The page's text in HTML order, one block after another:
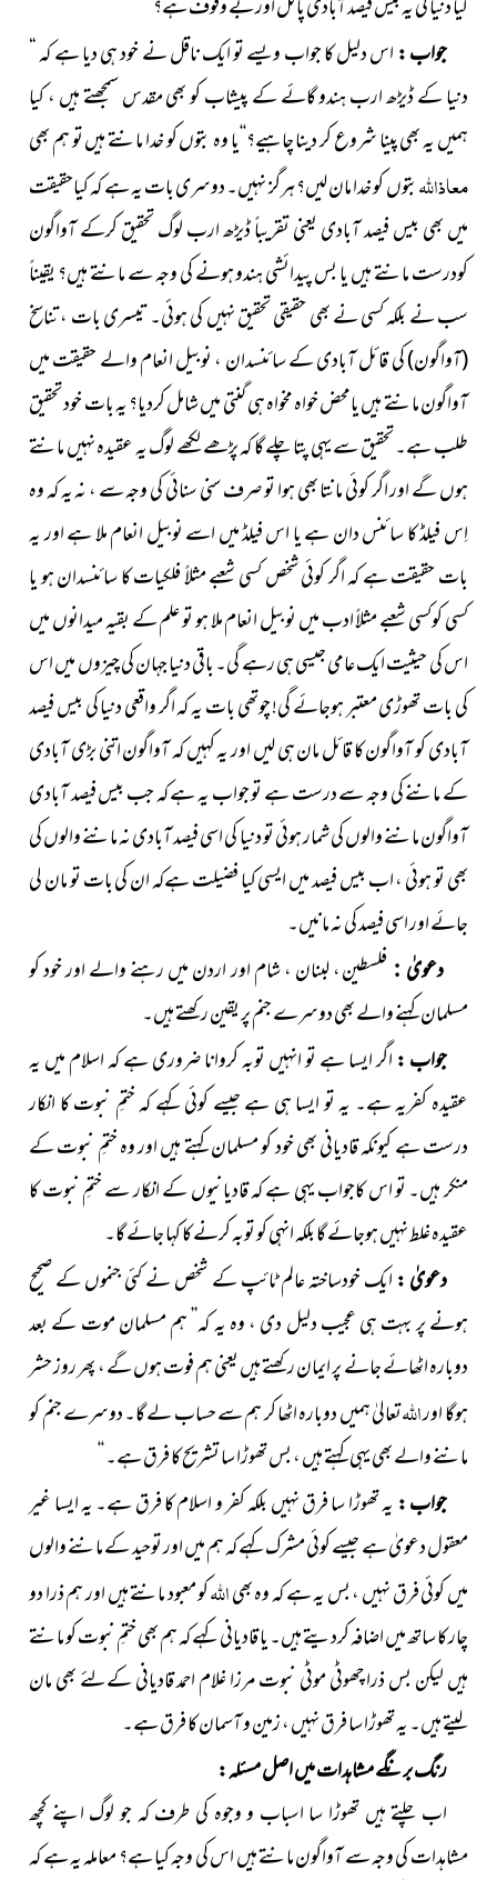
کیا دنیا کی یہ بیس فیصد آبادی پاگل اور بے وقوف ہے؟‘‘
جواب :اس دلیل کا جواب ویسے تو ایک ناقل نے خود ہی دیا ہے کہ “
دنیا کے ڈیڑھ ارب ہندو گائے کے پیشاب کو بھی مقدس سمجھتے ہیں ، کیا
ہمیں یہ بھی پینا شروع کر دینا چاہیے؟‘‘یا وہ بتوں کو خدا مانتے ہیں تو ہم بھی
معاذاللہبتوں کو خدا مان لیں؟ ہرگز نہیں۔ دوسری بات یہ ہے کہ کیاحقیقت
میں بھی بیس فیصد آبادی یعنی تقریباً ڈیڑھ ارب لوگ تحقیق کرکے آواگون
کودرست مانتے ہیں یا بس پیدائشی ہندو ہونے کی وجہ سے مانتے ہیں؟ یقیناً
سب نے بلکہ کسی نے بھی حقیقی تحقیق نہیں کی ہوئی۔ تیسری بات ، تناسخ
(آواگون)کی قائل آبادی کے سائنسدان ، نوبیل انعام والے حقیقت میں
آواگون مانتے ہیں یامحض خواہ مخواہ ہی گنتی میں شامل کردیا؟ یہ بات خود تحقیق
طلب ہے۔ تحقیق سے یہی پتا چلے گا کہ پڑھے لکھے لوگ یہ عقیدہ نہیں مانتے
ہوں گے اور اگر کوئی مانتا بھی ہوا تو صرف سنی سنائی کی وجہ سے ، نہ یہ کہ وہ
اِس فیلڈ کا سائنس دان ہے یا اس فیلڈ میں اسے نوبیل انعام ملا ہے اور یہ
بات حقیقت ہے کہ اگر کوئی شخص کسی شعبے مثلاً فلکیات کا سائنسدان ہو یا
کسی کوکسی شعبے مثلاً ادب میں نوبیل انعام ملا ہو تو علم کے بقیہ میدانوں میں
اس کی حیثیت ایک عامی جیسی ہی رہے گی۔ باقی دنیا جہان کی چیزوں میں اس
کی بات تھوڑی معتبر ہوجائے گی! چوتھی بات یہ کہ اگر واقعی دنیا کی بیس فیصد
آبادی کو آواگون کا قائل مان ہی لیں اور یہ کہیں کہ آواگون اتنی بڑی آبادی
کے ماننے کی وجہ سے درست ہے تو جواب یہ ہے کہ جب بیس فیصد آبادی
آواگون ماننے والوں کی شمار ہوئی تو دنیا کی اسی فیصد آبادی نہ ماننے والوں کی
بھی تو ہوئی ، اب بیس فیصد میں ایسی کیا فضیلت ہےکہ ان کی بات تو مان لی
جائے اور اسی فیصد کی نہ مانیں۔
دعویٰ : فلسطین ، لبنان ، شام اور اردن میں رہنے والے اور خود کو
مسلمان کہنے والے بھی دوسرے جنم پر یقین رکھتے ہیں۔
جواب :اگر ایسا ہے تو انہیں توبہ کروانا ضروری ہے کہ اسلام میں یہ
عقیدہ کفریہ ہے۔ یہ تو ایسا ہی ہے جیسے کوئی کہے کہ ختمِ نبوت کا انکار
درست ہے کیونکہ قادیانی بھی خود کو مسلمان کہتے ہیں اور وہ ختمِ نبوت کے
منکر ہیں۔ تو اس کاجواب یہی ہے کہ قادیانیوں کے انکار سے ختمِ نبوت کا
عقیدہ غلط نہیں ہوجائے گا بلکہ انہی کو توبہ کرنے کا کہا جائے گا۔
دعویٰ :ایک خودساختہ عالم ٹائپ کے شخص نے کئی جنموں کے صحیح
ہونے پر بہت ہی عجیب دلیل دی ، وہ یہ کہ’’ ہم مسلمان موت کے بعد
دوبارہ اٹھائے جانے پر ایمان رکھتے ہیں یعنی ہم فوت ہوں گے ، پھر روز حشر
ہوگا اوراللہتعالیٰ ہمیں دوبارہ اٹھا کر ہم سے حساب لے گا۔ دوسرے جنم کو
ماننے والے بھی یہی کہتے ہیں ، بس تھوڑا سا تشریح کا فرق ہے۔ ‘‘
جواب :یہ تھوڑا سا فرق نہیں بلکہ کفر و اسلام کا فرق ہے۔ یہ ایسا غیر
معقول دعویٰ ہے جیسے کوئی مشرک کہے کہ ہم میں اور توحید کے ماننے والوں
میں کوئی فرق نہیں ، بس یہ ہے کہ وہ بھیاللہکو معبود مانتے ہیں اور ہم ذرا دو
چار کا ساتھ میں اضافہ کردیتے ہیں۔ یا قادیانی کہے کہ ہم بھی ختمِ نبوت کو مانتے
ہیں لیکن بس ذرا چھوٹی موٹی نبوت مرزا غلام احمد قادیانی کےلئے بھی مان
لیتے ہیں۔ یہ تھوڑا سا فرق نہیں ، زمین و آسمان کا فرق ہے۔
رنگ برنگے مشاہدات میں اصل مسئلہ :
اب چلتے ہیں تھوڑا سا اسباب و وجوہ کی طرف کہ جو لوگ اپنے کچھ
مشاہدات کی وجہ سے آواگون مانتے ہیں اس کی وجہ کیا ہے؟ معاملہ یہ ہے کہ